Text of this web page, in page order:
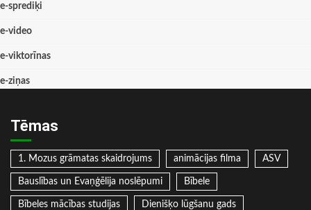
e-sprediķi
e-video
e-viktorīnas
e-ziņas
Tēmas
1. Mozus grāmatas skaidrojums animācijas filma ASV
Bauslības un Evaņģēlija noslēpumi Bībele
Bībeles mācības studijas Dienišķo lūgšanu gads